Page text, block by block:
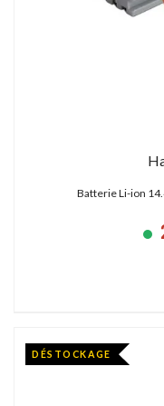
Batterie Li-ion
DÉSTOCKAGE